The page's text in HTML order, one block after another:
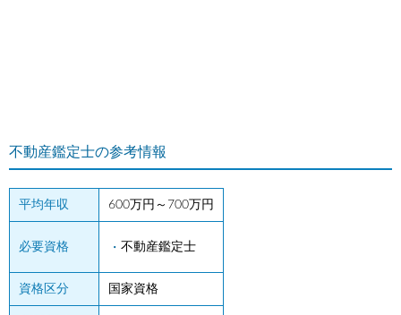
不動産鑑定士の参考情報
平均年収 600万円～700万円
必要資格 不動産鑑定士
資格区分 国家資格